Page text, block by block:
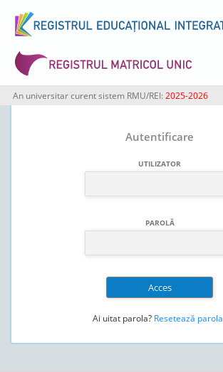
An universitar curent sistem RMU/REI: 2025-2026
Autentificare
UTILIZATOR
PAROLĂ
Ai uitat parola? Resetează parola